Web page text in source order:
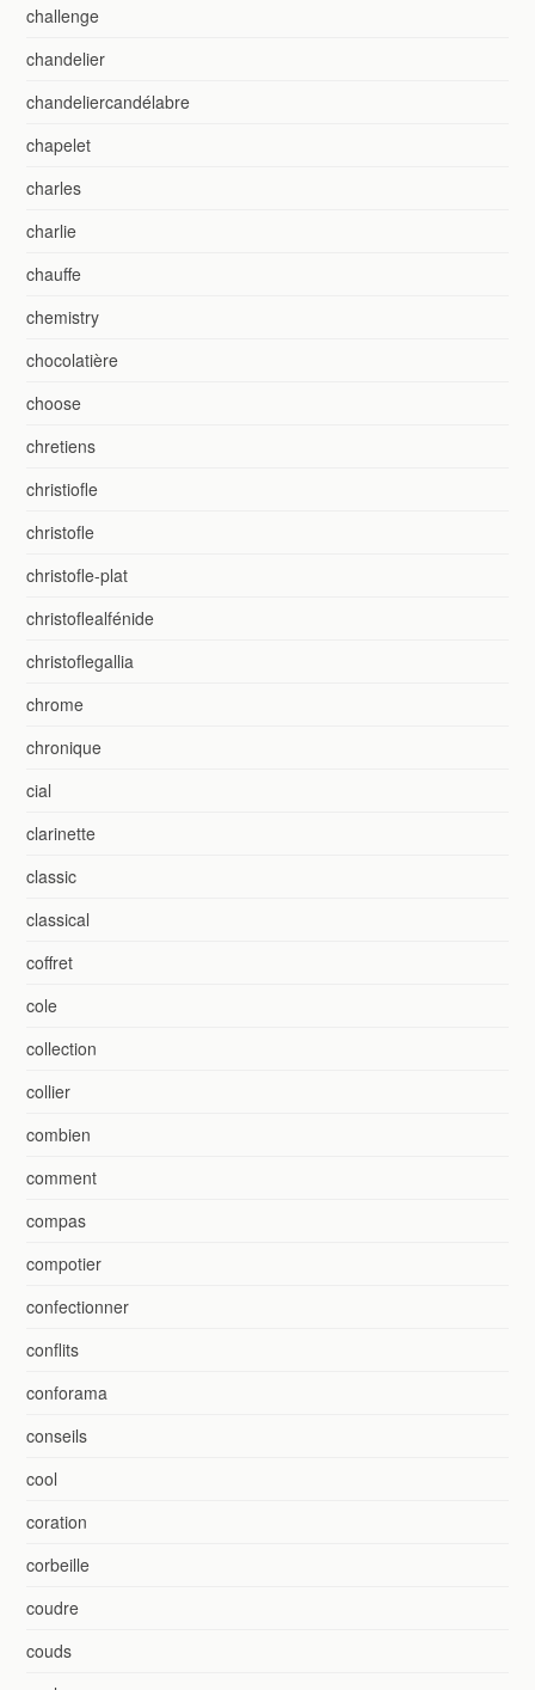
challenge
chandelier
chandeliercandélabre
chapelet
charles
charlie
chauffe
chemistry
chocolatière
choose
chretiens
christiofle
christofle
christofle-plat
christoflealfénide
christoflegallia
chrome
chronique
cial
clarinette
classic
classical
coffret
cole
collection
collier
combien
comment
compas
compotier
confectionner
conflits
conforama
conseils
cool
coration
corbeille
coudre
couds